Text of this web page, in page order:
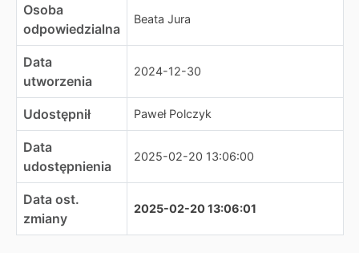
Osoba
odpowiedzialna
Beata Jura
Data
utworzenia
2024-12-30
Udostępnił Paweł Polczyk
Data
udostępnienia
2025-02-20 13:06:00
Data ost.
zmiany
2025-02-20 13:06:01